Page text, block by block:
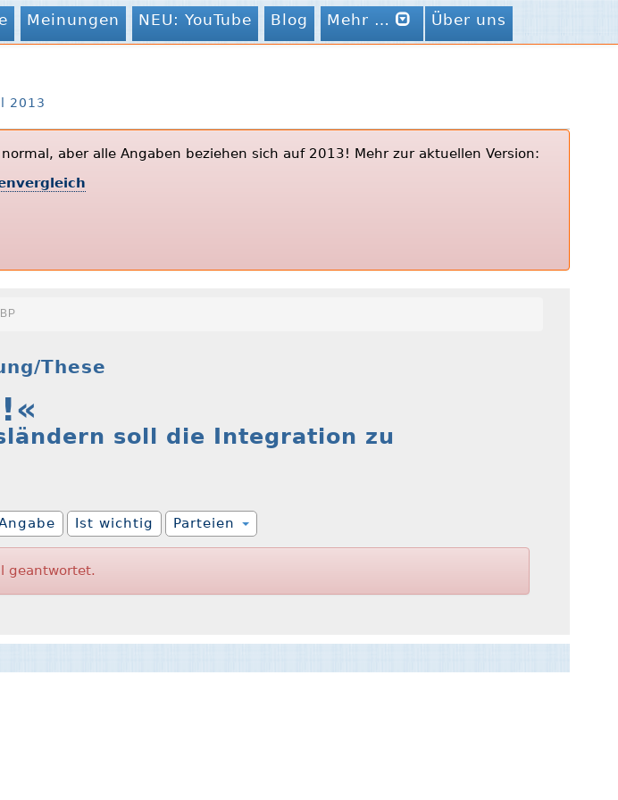
Meinungen NEU: YouTube Blog Mehr … Über uns
2013
aber alle Angaben beziehen sich auf 2013! Mehr zur aktuellen Version:
BP
These
soll die Integration zu
Ist wichtig Parteien
geantwortet.